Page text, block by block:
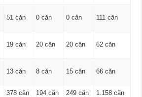
51 căn 0 căn 0 căn 111 căn
19 căn 20 căn 20 căn 62 căn
13 căn 8 căn 15 căn 66 căn
378 căn 194 căn 249 căn 1.158 căn